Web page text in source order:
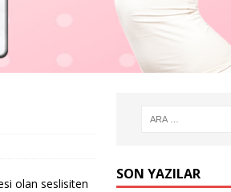
olan seslisiten
SON YAZILAR